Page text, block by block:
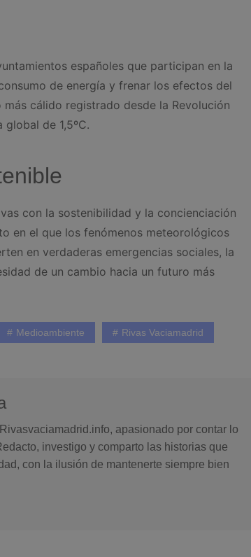
españoles que participan en la
de energía y frenar los efectos del
cálido registrado desde la Revolución
de 1,5ºC.
con la sostenibilidad y la concienciación
en el que los fenómenos meteorológicos
en verdaderas emergencias sociales, la
de un cambio hacia un futuro más
Medioambiente Rivas Vaciamadrid
apasionado por contar lo
investigo y comparto las historias que
con la ilusión de mantenerte siempre bien